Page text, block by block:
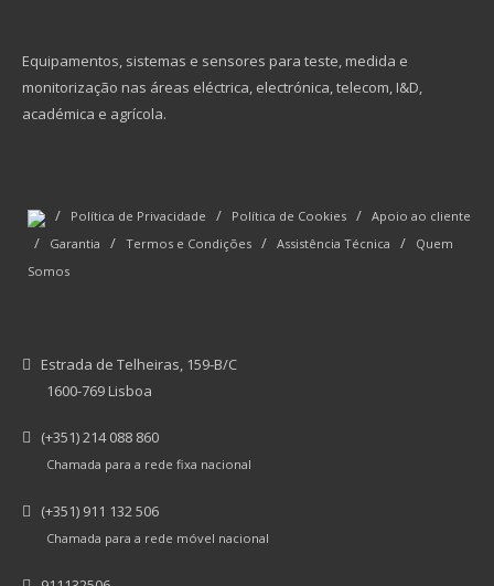
Equipamentos, sistemas e sensores para teste, medida e
monitorização nas áreas eléctrica, electrónica, telecom, I&D,
académica e agrícola.
/ Política de Privacidade / Política de Cookies / Apoio ao cliente
/ Garantia / Termos e Condições / Assistência Técnica /
Quem
Somos
Estrada de Telheiras, 159-B/C
1600-769 Lisboa
(+351) 214 088 860
Chamada para a rede fixa nacional
(+351) 911 132 506
Chamada para a rede móvel nacional